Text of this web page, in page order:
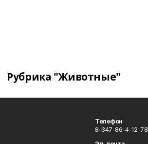
Рубрика "Животные"
Телефон
8-347-86-4-12-78